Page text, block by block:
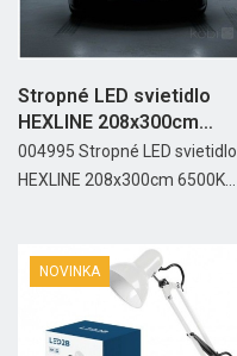
Stropné LED svietidlo
HEXLINE 208x300cm
6500K Kobi
004995 Stropné LED svietidlo
HEXLINE 208x300cm 6500K...
NOVINKA